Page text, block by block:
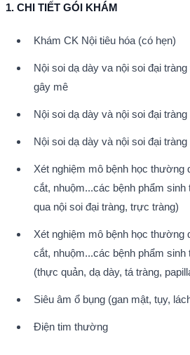
1. CHI TIẾT GÓI KHÁM
Khám CK Nội tiêu hóa (có hẹn)
Nội soi dạ dày va nội soi đại
gây mê
Nội soi dạ dày và nội soi đại
Nội soi dạ dày và nội soi đại
Xét nghiệm mô bệnh học thường
cắt, nhuộm...các bệnh phẩm
qua nội soi đại tràng, trực tràng)
Xét nghiệm mô bệnh học thường
cắt, nhuộm...các bệnh phẩm sinh
(thực quản, dạ dày, tá tràng,
Siêu âm ổ bụng (gan mật, tụy,
Điện tim thường